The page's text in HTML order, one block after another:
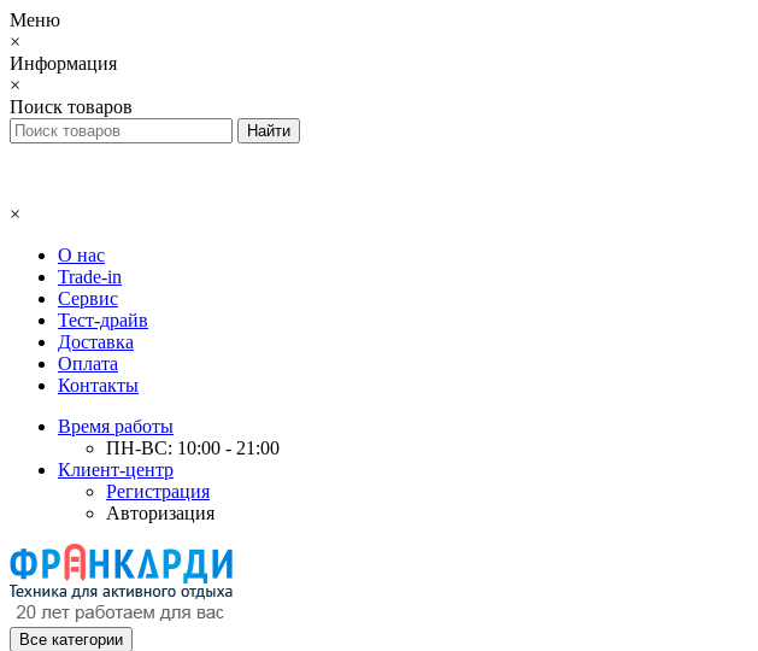
Меню
×
Информация
×
Поиск товаров
×
О нас
Trade-in
Сервис
Тест-драйв
Доставка
Оплата
Контакты
Время работы
ПН-ВС: 10:00 - 21:00
Клиент-центр
Регистрация
Авторизация
Все категории